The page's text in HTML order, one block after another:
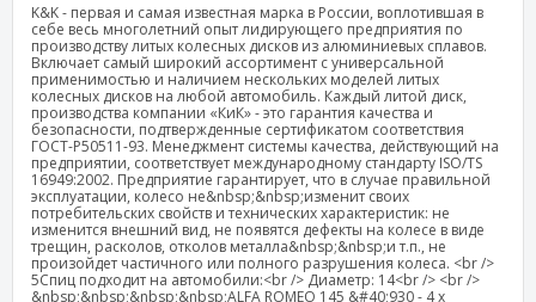
K&K - первая и самая известная марка в России, воплотившая в
себе весь многолетний опыт лидирующего предприятия по
производству литых колесных дисков из алюминиевых сплавов.
Включает самый широкий ассортимент с универсальной
применимостью и наличием нескольких моделей литых
колесных дисков на любой автомобиль. Каждый литой диск,
производства компании «КиК» - это гарантия качества и
безопасности, подтвержденные сертификатом соответствия
ГОСТ-Р50511-93. Менеджмент системы качества, действующий на
предприятии, соответствует международному стандарту ISO/TS
16949:2002. Предприятие гарантирует, что в случае правильной
эксплуатации, колесо не&nbsp;&nbsp;изменит своих
потребительских свойств и технических характеристик: не
изменится внешний вид, не появятся дефекты на колесе в виде
трещин, расколов, отколов металла&nbsp;&nbsp;и т.п., не
произойдет частичного или полного разрушения колеса. <br />
5Спиц подходит на автомобили:<br /> Диаметр: 14<br /> <br />
&nbsp;&nbsp;&nbsp;&nbsp;ALFA ROMEO 145 &#40;930 - 4 x